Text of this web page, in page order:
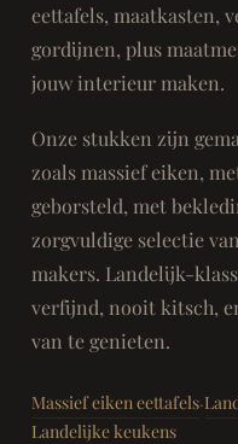
eettafels, maatkasten,
gordijnen, plus
jouw interieur maken.
Onze stukken zijn
zoals massief eiken,
geborsteld, met
zorgvuldige selectie
makers. Landelijk-
verfijnd, nooit kitsch,
van te genieten.
Massief eiken eettafels·
Landelijke keukens